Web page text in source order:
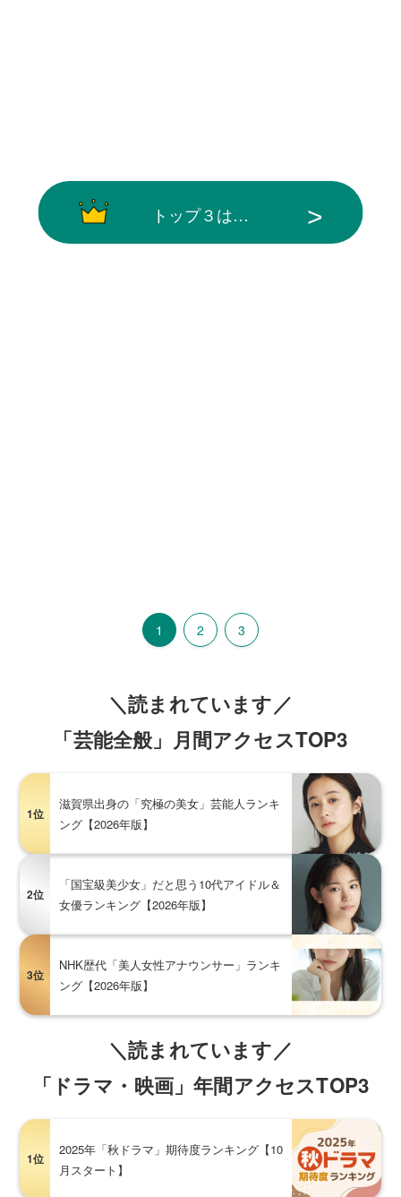
トップ３は…
1 2 3
＼読まれています／
「芸能全般」月間アクセスTOP3
1位
滋賀県出身の「究極の美女」芸能人ランキ
ング【2026年版】
2位
「国宝級美少女」だと思う10代アイドル＆
女優ランキング【2026年版】
3位
NHK歴代「美人女性アナウンサー」ランキ
ング【2026年版】
＼読まれています／
「ドラマ・映画」年間アクセスTOP3
1位
2025年「秋ドラマ」期待度ランキング【10
月スタート】